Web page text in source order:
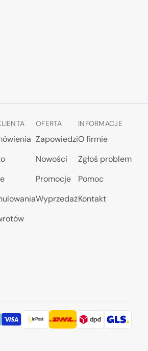
OFERTA
Zapowiedzi
Nowości
Promocje
Wyprzedaż
INFORMACJE
O firmie
Zgłoś problem
Pomoc
Kontakt